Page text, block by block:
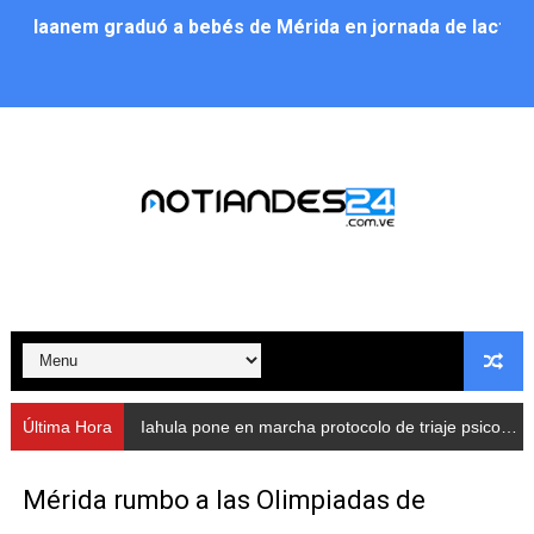
Iaanem graduó a bebés de Mérida en jornada de
Alcalde Nelson Álvarez llevó jornada recreativa a la
Nevado Gas optimiza servicio residencial en la
Balance semestral impulsa inclusión y atención a
Plan Vacacional Comunitario “Ríe 2026” recorre las
Alcaldía del Municipio Libertador realizó una jornada
Última Hora Iahula pone en marcha protocolo de triaje psicosocial para atender a rescatistas
Mérida rumbo a las Olimpiadas de